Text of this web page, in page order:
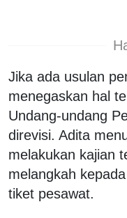
Jika ada usulan
menegaskan hal
Undang-undang
direvisi. Adita
melakukan kajian
melangkah
tiket pesawat.